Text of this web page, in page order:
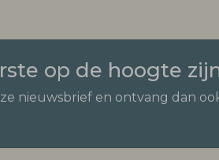
op de hoogte
nieuwsbrief en ontvang dan